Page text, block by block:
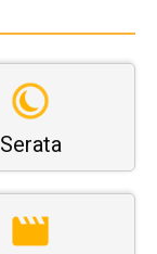
Serata